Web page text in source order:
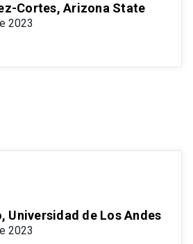
Cortes, Arizona State
2023
Universidad de Los Andes
2023